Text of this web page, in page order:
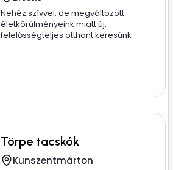
Nehéz szívvel, de megváltozott
életkörülményeink miatt új,
felelősségteljes otthont keresünk
Törpe tacskók
Kunszentmárton